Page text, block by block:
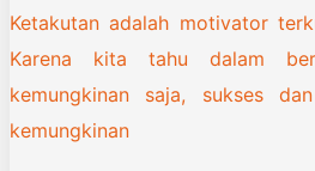
Ketakutan adalah motivator
Karena kita tahu dalam
kemungkinan saja, sukses
kemungkinan